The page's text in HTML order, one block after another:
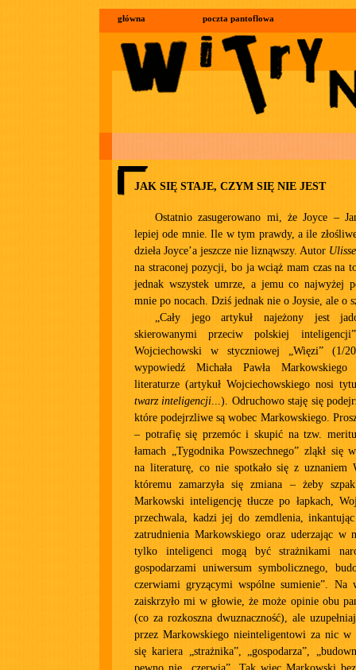
główna poczta pantoflowa
JAK SIĘ STAJE, CZYM SIĘ NIE JEST
Ostatnio zasugerowano mi, że Joyce –
lepiej ode mnie. Ile w tym prawdy, a ile
dzieła Joyce’a jeszcze nie liznąwszy. Autor
na straconej pozycji, bo ja wciąż mam czas na
jednak wszystek umrze, a jemu co najwyżej
mnie po nocach. Dziś jednak nie o Joysie, ale o
„Cały jego artykuł najeżony jest
skierowanymi przeciw polskiej
Wojciechowski w styczniowej „Więzi” (1/
wypowiedź Michała Pawła
literaturze (artykuł Wojciechowskiego nosi
twarz inteligencji...). Odruchowo staję się
które podejrzliwe są wobec Markowskiego.
– potrafię się przemóc i skupić na tzw.
łamach „Tygodnika Powszechnego” zląkł się
na literaturę, co nie spotkało się z uznaniem
któremu zamarzyła się zmiana – żeby
Markowski inteligencję tłucze po łapkach,
przechwala, kadzi jej do zemdlenia,
zatrudnienia Markowskiego oraz uderzając w
tylko inteligenci mogą być strażnikami
gospodarzami uniwersum symbolicznego,
czerwiami gryzącymi wspólne sumienie”. Na
zaiskrzyło mi w głowie, że może opinie obu
(co za rozkoszna dwuznaczność), ale
przez Markowskiego nieinteligentowi za nic w
się kariera „strażnika”, „gospodarza”,